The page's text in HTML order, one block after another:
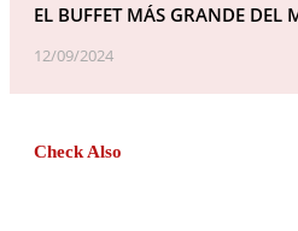
EL BUFFET MÁS GRANDE DEL
12/09/2024
Check Also